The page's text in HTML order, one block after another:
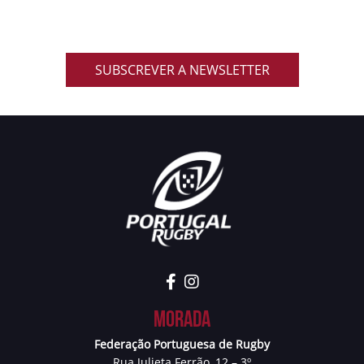
SUBSCREVER A NEWSLETTER
Morada
Federação Portuguesa de Rugby